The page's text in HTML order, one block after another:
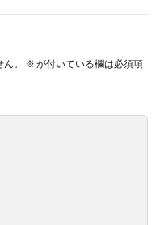
。 ※ が付いている欄は必須項